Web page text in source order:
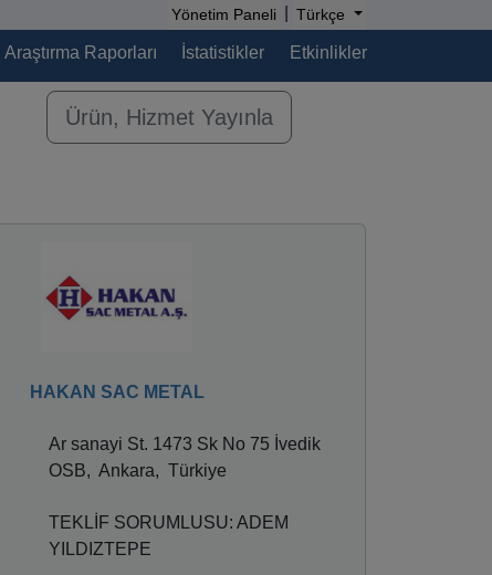
Yönetim Paneli Türkçe
Araştırma Raporları İstatistikler Etkinlikler
Ürün, Hizmet Yayınla
HAKAN SAC METAL
Ar sanayi St. 1473 Sk No 75 İvedik
OSB, Ankara, Türkiye
TEKLİF SORUMLUSU: ADEM
YILDIZTEPE